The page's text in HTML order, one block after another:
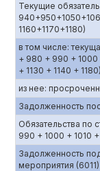
Текущие
1160+1170+1180)
в том числе:
+ 980 + 990 + 1000
+ 1130 + 1140 + 1180)
из нее:
Задолженность
Обязательства по
990 + 1000 + 1010
Задолженность
мероприятия (6011)